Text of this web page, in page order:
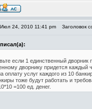
24, 2010 11:41 pm Заголовок
если 1 единственный
дворнику придется каждый
оплату услуг каждого из 10
тоже будут работать и
=100 ед. денег.